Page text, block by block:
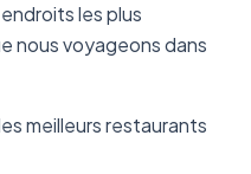
les plus
nous voyageons dans
meilleurs restaurants